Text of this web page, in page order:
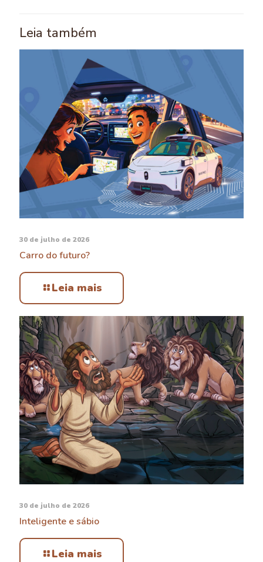
Leia também
30 de julho de 2026
Carro do futuro?
Leia mais
30 de julho de 2026
Inteligente e sábio
Leia mais